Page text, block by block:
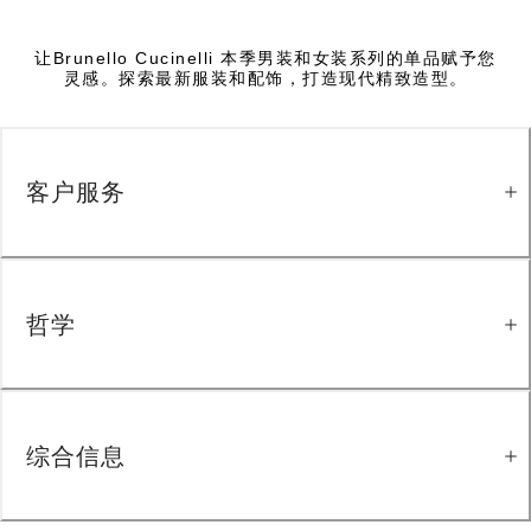
让Brunello Cucinelli 本季男装和女装系列的单品赋予您
灵感。探索最新服装和配饰，打造现代精致造型。
客户服务
哲学
综合信息